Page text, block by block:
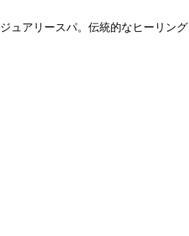
ュアリースパ。伝統的なヒーリン